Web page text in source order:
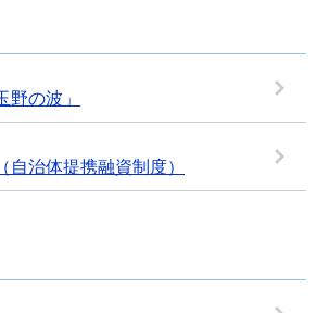
の波」
自治体提携融資制度）